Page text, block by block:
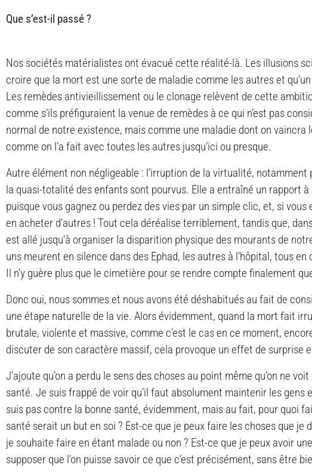
Que s’est-il passé ?
Nos sociétés matérialistes ont évacué cette réalité-là. Les illusions
croire que la mort est une sorte de maladie comme les autres et
Les remèdes antivieillissement ou le clonage relèvent de cette
comme s’ils préfiguraient la venue de remèdes à ce qui n’est pas
normal de notre existence, mais comme une maladie dont on vaincra
comme on l’a fait avec toutes les autres jusqu’ici ou presque.
Autre élément non négligeable : l’irruption de la virtualité, notamment
la quasi-totalité des enfants sont pourvus. Elle a entraîné un rapport
puisque vous gagnez ou perdez des vies par un simple clic, et, si vous
en acheter d’autres ! Tout cela déréalise terriblement, tandis que,
est allé jusqu’à organiser la disparition physique des mourants de
uns meurent en silence dans des Ephad, les autres à l’hôpital, tous
Il n’y guère plus que le cimetière pour se rendre compte finalement
Donc oui, nous sommes et nous avons été déshabitués au fait de
une étape naturelle de la vie. Alors évidemment, quand la mort fait
brutale, violente et massive, comme c’est le cas en ce moment,
discuter de son caractère massif, cela provoque un effet de surprise
J’ajoute qu’on a perdu le sens des choses au point même qu’on ne
santé. Je suis frappé de voir qu’il faut absolument maintenir les gens
suis pas contre la bonne santé, évidemment, mais au fait, pour quoi
santé serait un but en soi ? Est-ce que je peux faire les choses que je
je souhaite faire en étant malade ou non ? Est-ce que je peux avoir
supposer que l’on puisse savoir ce que c’est précisément, sans être